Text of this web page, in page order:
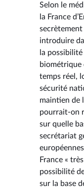
Selon le
la France
introduire
la possibilité
biométrique
temps réel,
sécurité
maintien de
pourrait-on
sur quelle
secrétariat
France «
possibilité
sur la base